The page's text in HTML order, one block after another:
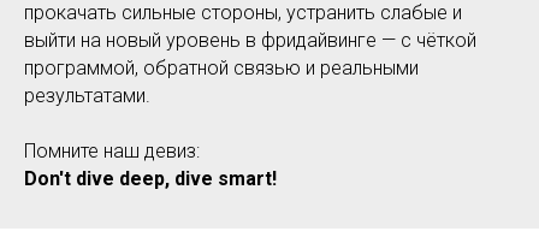
прокачать сильные стороны, устранить слабые и
выйти на новый уровень в фридайвинге — с чёткой
программой, обратной связью и реальными
результатами.
Помните наш девиз:
Don't dive deep, dive smart!